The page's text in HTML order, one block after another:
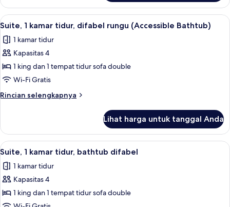
Suite,
kamar
Lihat
semua
foto
untuk
Suite,
1
kamar
tidur,
rungu
(Accessible
Bathtub)
Televisi layar datar 55-inci dengan
7
Suite, 1 kamar tidur, difabel rungu (Accessible Bathtub)
1 kamar tidur
Kapasitas 4
1 king dan 1 tempat tidur sofa double
Wi-Fi Gratis
Rincian selengkapnya
Rincian
Suite,
kamar
difabel
rungu
Bathtub)
Lihat harga untuk tanggal Anda
Lihat
semua
foto
untuk
Suite,
Televisi layar datar 55-inci dengan
6
Suite, 1 kamar tidur, bathtub difabel
1 kamar tidur
Kapasitas 4
1 king dan 1 tempat tidur sofa double